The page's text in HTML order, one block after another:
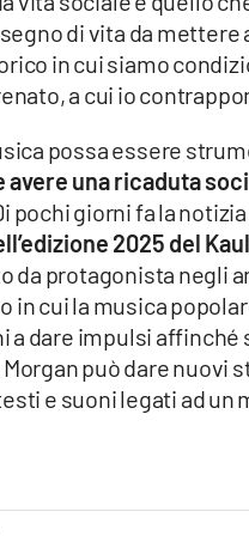
di vita da
in cui siamo
a cui io
possa essere
avere una ricaduta
pochi giorni fa la
2025 del
da protagonista negli
in cui la musica
a dare impulsi
può dare nuovi
e suoni legati ad un